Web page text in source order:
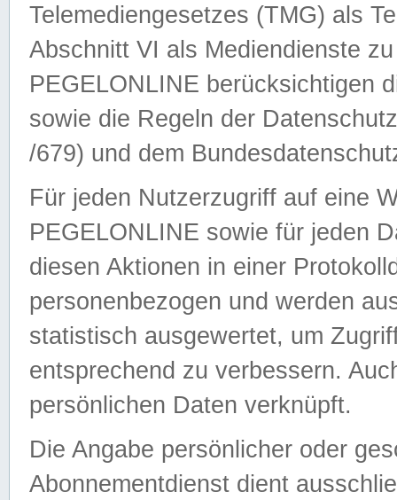
Telemediengesetzes (TMG) als
Abschnitt VI als Mediendienste
PEGELONLINE berücksichtigen
sowie die Regeln der
/679) und dem
Für jeden Nutzerzugriff auf eine
PEGELONLINE sowie für jeden
diesen Aktionen in einer
personenbezogen und werden
statistisch ausgewertet, um
entsprechend zu verbessern.
persönlichen Daten verknüpft.
Die Angabe persönlicher oder
Abonnementdienst dient